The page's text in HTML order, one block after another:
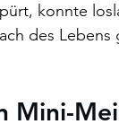
konnte
des Lebens
Mini-